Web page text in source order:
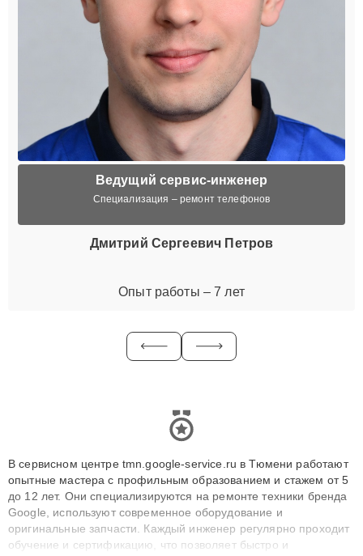
Ведущий сервис-инженер
Специализация – ремонт телефонов
Дмитрий Сергеевич Петров
Опыт работы – 7 лет
В сервисном центре tmn.google-service.ru в Тюмени работают
опытные мастера с профильным образованием и стажем от 5
до 12 лет. Они специализируются на ремонте техники бренда
Google, используют современное оборудование и
оригинальные запчасти. Каждый инженер регулярно проходит
обучение и сертификацию, что позволяет быстро и